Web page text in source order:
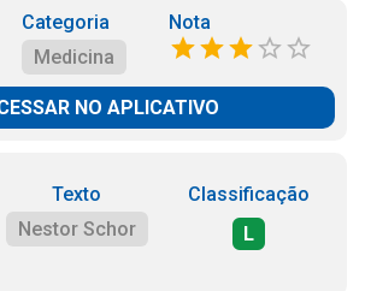
Categoria
Medicina
Nota
NO APLICATIVO
Texto
Nestor Schor
Classificação
L